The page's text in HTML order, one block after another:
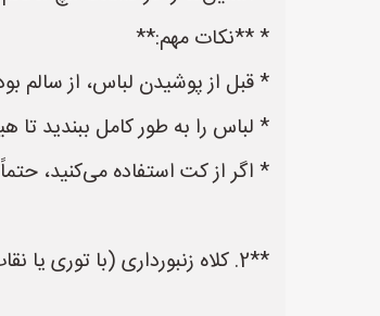
* **نکات مهم:**
* قبل از پوشیدن لباس، از سالم
* لباس را به طور کامل ببندید
* اگر از کت استفاده می‌کنید،
**2. کلاه زنبورداری (با توری یا نقاب):**